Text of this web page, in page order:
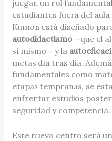
juegan un rol
estudiantes fuera del
Kumon está diseñado
autodidactismo—que el
sí mismo— y la
metas día tras día.
fundamentales como
etapas tempranas, se
enfrentar estudios
seguridad y competencia.
Este nuevo centro será